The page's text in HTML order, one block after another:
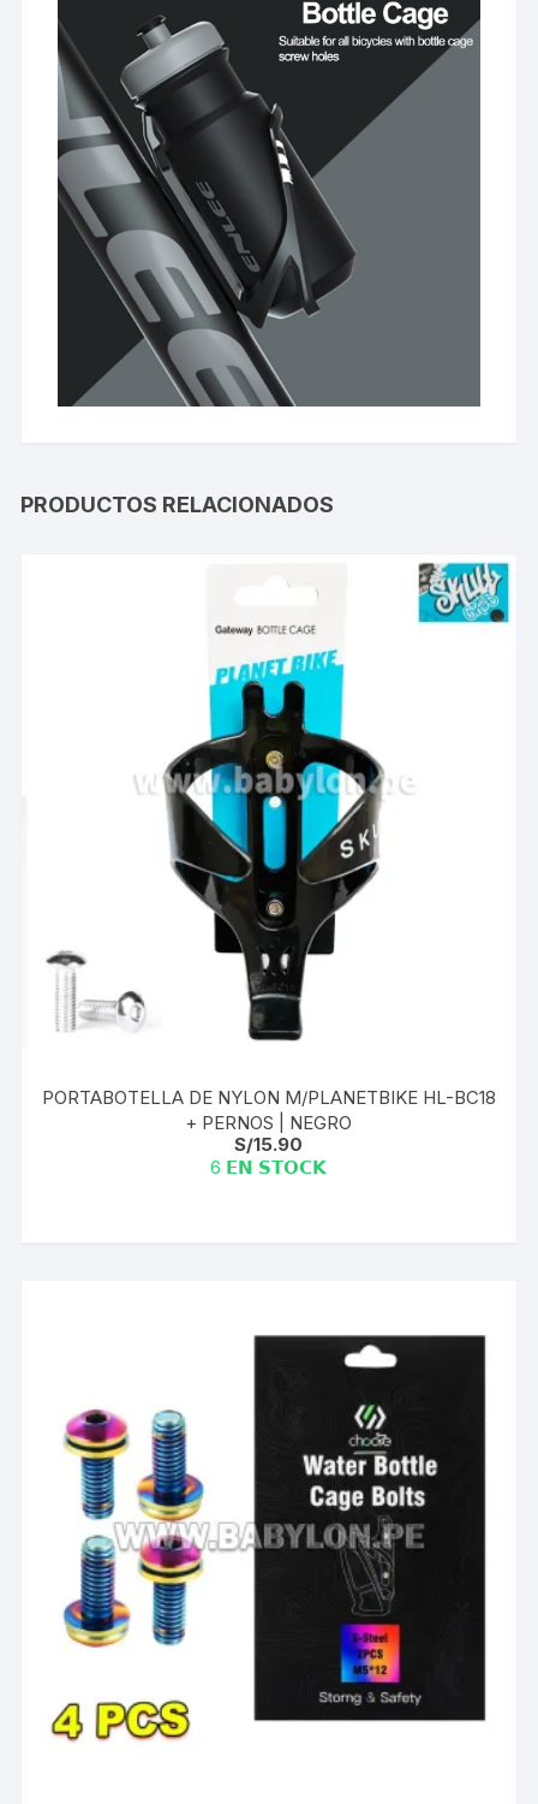
PRODUCTOS RELACIONADOS
PORTABOTELLA DE NYLON M/PLANETBIKE HL-BC18
+ PERNOS | NEGRO
S/15.90
6 𝗘𝗡 𝗦𝗧𝗢𝗖𝗞